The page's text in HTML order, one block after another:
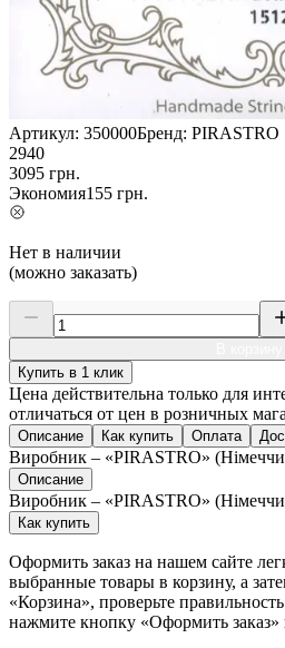
Артикул: 350000Бренд: PIRASTRO
2940
3095 грн.
Экономия155 грн.
Нет в наличии
(можно заказать)
Купить в 1 клик
Цена действительна только для
отличаться от цен в розничных
Описание Как купить Оплата
Виробник – «PIRASTRO»
Описание
Виробник – «PIRASTRO»
Как купить
Оформить заказ на нашем сайте
выбранные товары в корзину, а
«Корзина», проверьте
нажмите кнопку «Оформить заказ»